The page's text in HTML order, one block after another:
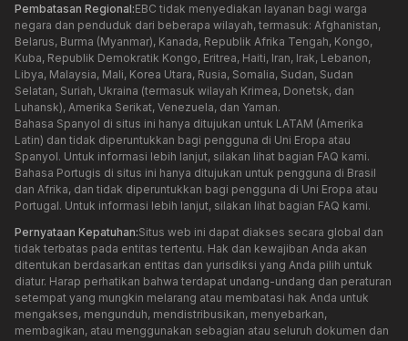
Pembatasan Regional:EBC tidak menyediakan layanan bagi warga
negara dan penduduk dari beberapa wilayah, termasuk: Afghanistan,
Belarus, Burma (Myanmar), Kanada, Republik Afrika Tengah, Kongo,
Kuba, Republik Demokratik Kongo, Eritrea, Haiti, Iran, Irak, Lebanon,
Libya, Malaysia, Mali, Korea Utara, Rusia, Somalia, Sudan, Sudan
Selatan, Suriah, Ukraina (termasuk wilayah Krimea, Donetsk, dan
Luhansk), Amerika Serikat, Venezuela, dan Yaman.
Bahasa Spanyol di situs ini hanya ditujukan untuk LATAM (Amerika
Latin) dan tidak diperuntukkan bagi pengguna di Uni Eropa atau
Spanyol. Untuk informasi lebih lanjut, silakan lihat bagian FAQ kami.
Bahasa Portugis di situs ini hanya ditujukan untuk pengguna di Brasil
dan Afrika, dan tidak diperuntukkan bagi pengguna di Uni Eropa atau
Portugal. Untuk informasi lebih lanjut, silakan lihat bagian FAQ kami.
Pernyataan Kepatuhan:Situs web ini dapat diakses secara global dan
tidak terbatas pada entitas tertentu. Hak dan kewajiban Anda akan
ditentukan berdasarkan entitas dan yurisdiksi yang Anda pilih untuk
diatur. Harap perhatikan bahwa terdapat undang-undang dan peraturan
setempat yang mungkin melarang atau membatasi hak Anda untuk
mengakses, mengunduh, mendistribusikan, menyebarkan,
membagikan, atau menggunakan sebagian atau seluruh dokumen dan